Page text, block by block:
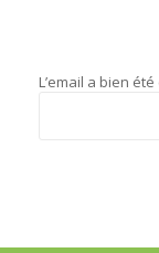
L’email a bien